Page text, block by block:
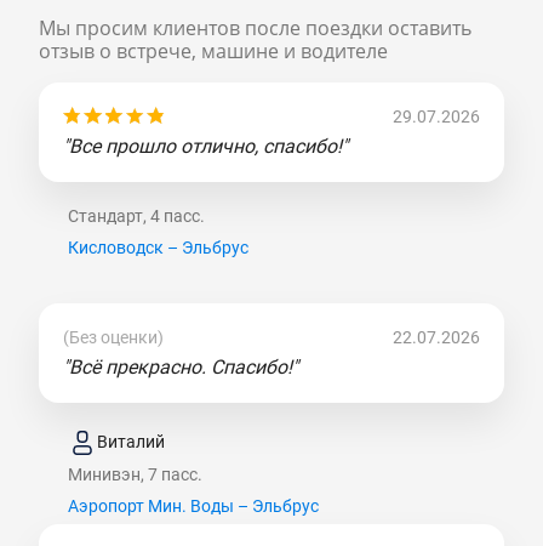
Мы просим клиентов после поездки оставить
отзыв о встрече, машине и водителе
29.07.2026
"Все прошло отлично, спасибо!"
Стандарт, 4 пасс.
Кисловодск – Эльбрус
(Без оценки) 22.07.2026
"Всё прекрасно. Спасибо!"
Виталий
Минивэн, 7 пасс.
Аэропорт Мин. Воды – Эльбрус